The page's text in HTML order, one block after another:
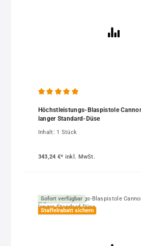
Höchstleistungs-Blaspistole
langer Standard-Düse
Inhalt: 1 Stück
343,24 €* inkl. MwSt.
Sofort verfügbar
Staffelrabatt sichern